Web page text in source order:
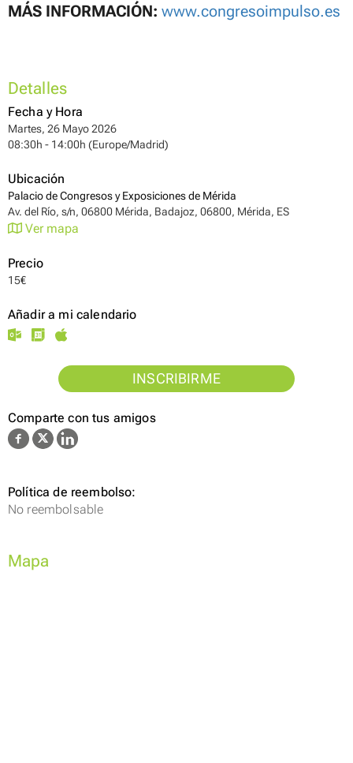
MÁS INFORMACIÓN: www.congresoimpulso.es
Detalles
Fecha y Hora
Martes, 26 Mayo 2026
08:30h - 14:00h (Europe/Madrid)
Ubicación
Palacio de Congresos y Exposiciones de Mérida
Av. del Río, s/n, 06800 Mérida, Badajoz, 06800, Mérida, ES
Ver mapa
Precio
15€
Añadir a mi calendario
INSCRIBIRME
Comparte con tus amigos
Política de reembolso:
No reembolsable
Mapa